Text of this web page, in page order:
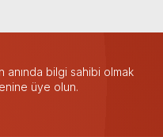
anında bilgi sahibi olmak
üye olun.